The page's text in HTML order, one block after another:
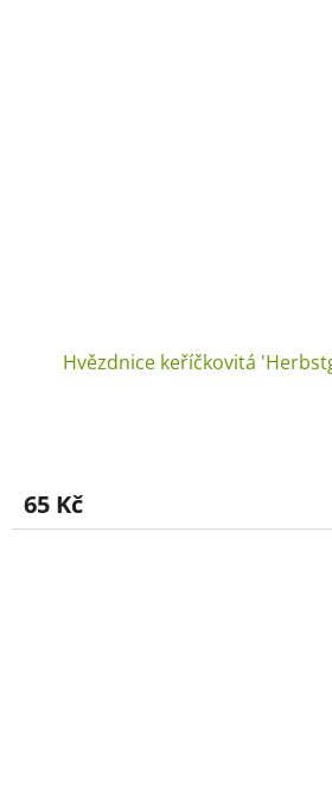
Hvězdnice keříčkovitá
65 Kč